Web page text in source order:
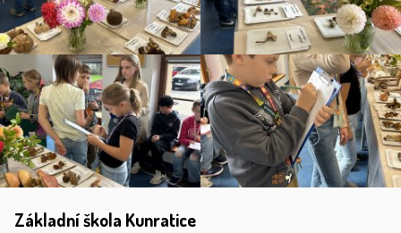
Základní škola Kunratice